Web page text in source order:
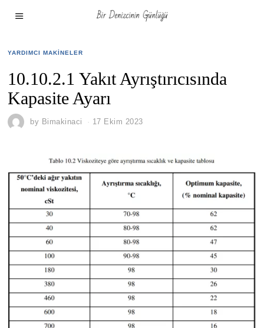
YARDIMCI MAKINELER
10.10.2.1 Yakıt Ayrıştırıcısında
Kapasite Ayarı
by Bimakinaci 17 Ekim 2023